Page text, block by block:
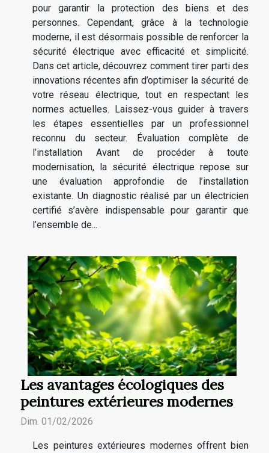
pour garantir la protection des biens et des
personnes. Cependant, grâce à la technologie
moderne, il est désormais possible de renforcer la
sécurité électrique avec efficacité et simplicité.
Dans cet article, découvrez comment tirer parti des
innovations récentes afin d’optimiser la sécurité de
votre réseau électrique, tout en respectant les
normes actuelles. Laissez-vous guider à travers
les étapes essentielles par un professionnel
reconnu du secteur. Évaluation complète de
l’installation Avant de procéder à toute
modernisation, la sécurité électrique repose sur
une évaluation approfondie de l’installation
existante. Un diagnostic réalisé par un électricien
certifié s’avère indispensable pour garantir que
l’ensemble de...
Les avantages écologiques des
peintures extérieures modernes
Dim. 01/02/2026
Les peintures extérieures modernes offrent bien